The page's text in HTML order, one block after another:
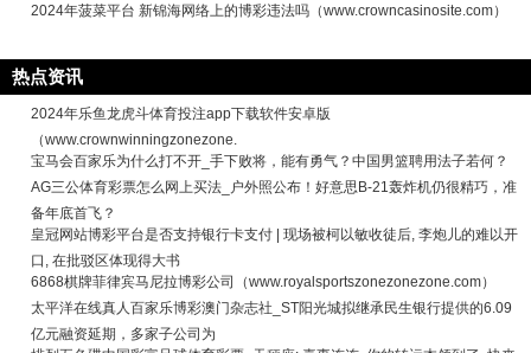
2024年菠菜平台 新锦海网络上的博彩违法吗（www.crowncasinosite.com）
热点资讯
2024年乐鱼龙虎斗体育投注app下载软件安卓版
（www.crownwinningzonezone.
宝马会百家乐为什么打不开_手下败将，能有勇气？中国男篮聘用法子若何？
AG三公体育彩票怎么网上买法_户外照公布！好意思B-21轰炸机仍很精巧，准
备年底首飞？
皇冠网站博彩平台是否支持银行卡支付 | 现场被柯以敏收徒后, 李炮儿的难以开
口, 在批驳区体现得大书
6868棋牌菲律宾马尼拉博彩公司（www.royalsportszonezonezone.com）
太平洋在线真人百家乐博彩澳门杂志社_ST阳光城拟继承民生银行提供的6.09
亿元融资延期，多家子公司为